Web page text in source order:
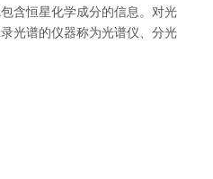
含恒星化学成分的信息。对光
光谱的仪器称为光谱仪、分光